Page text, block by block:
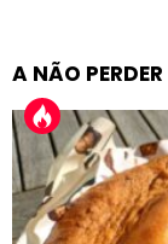
A NÃO PERDER